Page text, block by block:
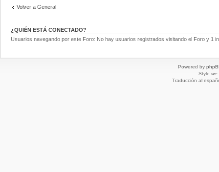
Volver a General
¿QUIÉN ESTÁ CONECTADO?
Usuarios navegando por este Foro: No hay usuarios registrados visitando el Foro y 1
Powered by
Style
Traducción al